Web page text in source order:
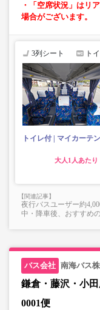
・「空席状況」はリ
場合がございます。
3列シート ト
トイレ付 マイカーテン
大人
夜行バスユーザー約
中・降車後、おすすめ
南海バス
鎌倉・藤沢・小
0001便